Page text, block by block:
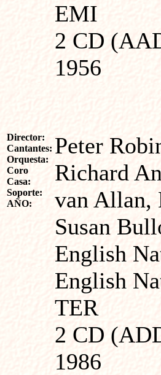
EMI
2 CD
1956
Director:
Cantantes:
Orquesta:
Coro
Casa:
Soporte:
AÑO:
Peter
Richard
van Allan,
Susan
English
English
TER
2 CD
1986